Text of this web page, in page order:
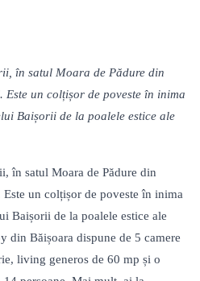
în satul Moara de Pădure din
un colțișor de poveste în inima
Baișorii de la poalele estice ale
în satul Moara de Pădure din
un colțișor de poveste în inima
Baișorii de la poalele estice ale
din Băișoara dispune de 5 camere
living generos de 60 mp și o